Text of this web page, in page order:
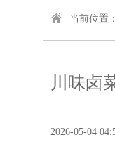
当前位置：
川味卤
2026-05-04